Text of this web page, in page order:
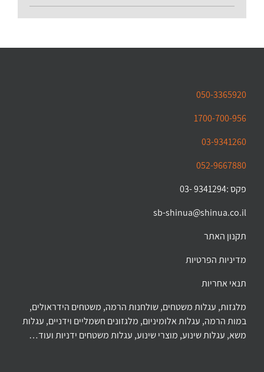
050-3365920
1700-700-956
03-9341260
052-9667880
פקס :9341294 -03
sb-shinua@shinua.co.il
תקנון האתר
מדיניות הפרטיות
תנאי אחריות
מלגזות, עגלות משטחים, שולחנות הרמה, משטחים הידראולים,
במות הרמה, עגלות אלומיניום, מלגזונים חשמליים וידניים, עגלות
משא, עגלות שינוע, מוצרי שינוע, עגלות משטחים ידניות ועוד…